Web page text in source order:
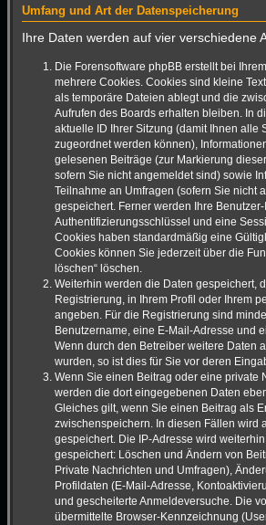
Umfang und Art der Datenspeicherung
Ihre Daten werden auf vier verschiedene
Die Forensoftware phpBB erstellt bei
mehrere Cookies. Cookies sind kleine
als temporäre Dateien ablegt und die
Aufrufen des Boards erhalten bleiben. In
aktuelle ID Ihrer Sitzung (damit Ihnen alle
zugeordnet werden können),
gelesenen Beiträge (zur Markierung
sofern Sie nicht angemeldet sind) sowie
Teilnahme an Umfragen (sofern Sie nicht
gespeichert. Ferner werden Ihre Benutzer-
Authentifizierungsschlüssel und eine
Cookies haben standardmäßig eine
Cookies können Sie jederzeit über die
löschen“ löschen.
Weiterhin werden die Daten gespeichert,
Registrierung, in Ihrem Profil oder Ihrem
angeben. Für die Registrierung sind
Benutzername, eine E-Mail-Adresse und
Wenn durch den Betreiber weitere Daten
wurden, so ist dies für Sie vor deren
Wenn Sie einen Beitrag oder eine private
werden die dort eingegebenen Daten
Gleiches gilt, wenn Sie einen Beitrag als
zwischenspeichern. In diesen Fällen wird
gespeichert. Die IP-Adresse wird
gespeichert: Löschen und Ändern von
Private Nachrichten und Umfragen),
Profildaten (E-Mail-Adresse,
und gescheiterte Anmeldeversuche. Die
übermittelte Browser-Kennzeichnung